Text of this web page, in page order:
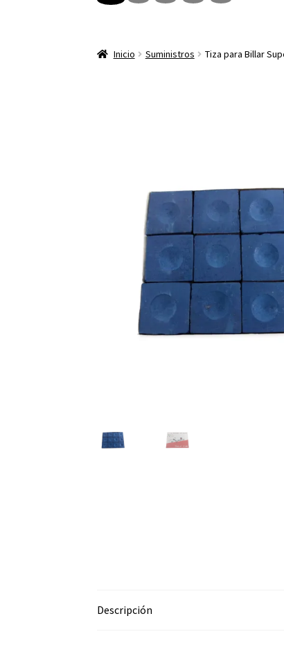
Inicio Suministros Tiza para Billar
Descripción